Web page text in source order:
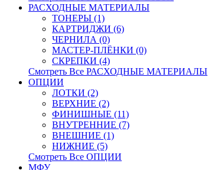
РАСХОДНЫЕ МАТЕРИАЛЫ
ТОНЕРЫ (1)
КАРТРИДЖИ (6)
ЧЕРНИЛА (0)
МАСТЕР-ПЛЁНКИ (0)
СКРЕПКИ (4)
Смотреть Все РАСХОДНЫЕ МАТЕРИАЛЫ
ОПЦИИ
ЛОТКИ (2)
ВЕРХНИЕ (2)
ФИНИШНЫЕ (11)
ВНУТРЕННИЕ (7)
ВНЕШНИЕ (1)
НИЖНИЕ (5)
Смотреть Все ОПЦИИ
МФУ